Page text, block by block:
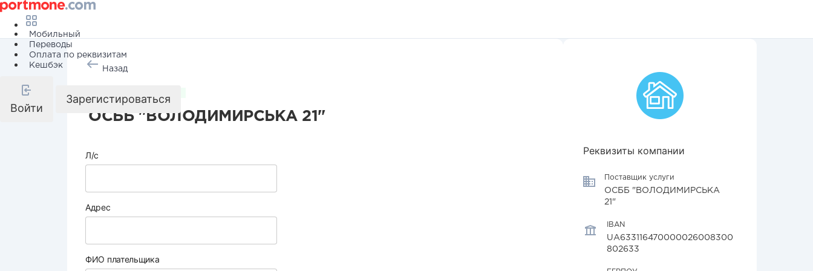
Мобильный
Переводы
Оплата по реквизитам
Кешбэк
Войти
Зарегистироваться
Назад
ОСББ "ВОЛОДИМИРСЬКА 21"
Л/с
Адрес
ФИО плательщика
Реквизиты компании
Поставщик услуги
ОСББ "ВОЛОДИМИРСЬКА
21"
IBAN
UA633116470000026008300
802633